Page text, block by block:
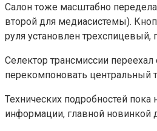
Салон тоже масштабно
второй для медиасистемы).
руля установлен
Селектор трансмиссии
перекомпоновать центральный
Технических подробностей
информации, главной новинкой